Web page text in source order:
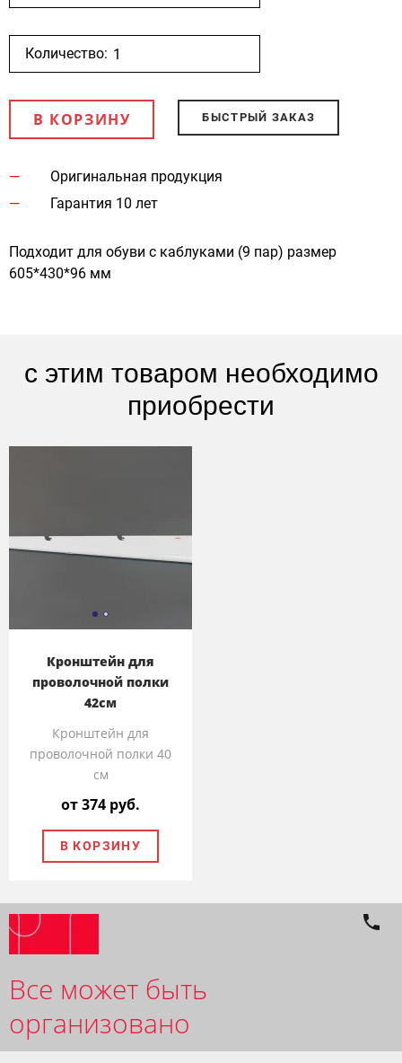
Количество:
В КОРЗИНУ БЫСТРЫЙ ЗАКАЗ
Оригинальная продукция
Гарантия 10 лет
Подходит для обуви с каблуками (9 пар) размер
605*430*96 мм
с этим товаром необходимо
приобрести
Кронштейн для
проволочной полки
42см
Кронштейн для
проволочной полки 40
см
от 374 руб.
В КОРЗИНУ
Все может быть
организовано